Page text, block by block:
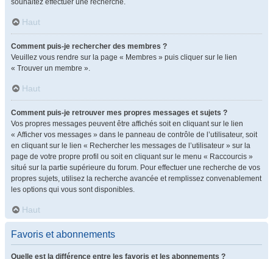
souhaitez effectuer une recherche.
Haut
Comment puis-je rechercher des membres ?
Veuillez vous rendre sur la page « Membres » puis cliquer sur le lien
« Trouver un membre ».
Haut
Comment puis-je retrouver mes propres messages et sujets ?
Vos propres messages peuvent être affichés soit en cliquant sur le lien
« Afficher vos messages » dans le panneau de contrôle de l’utilisateur, soit
en cliquant sur le lien « Rechercher les messages de l’utilisateur » sur la
page de votre propre profil ou soit en cliquant sur le menu « Raccourcis »
situé sur la partie supérieure du forum. Pour effectuer une recherche de vos
propres sujets, utilisez la recherche avancée et remplissez convenablement
les options qui vous sont disponibles.
Haut
Favoris et abonnements
Quelle est la différence entre les favoris et les abonnements ?